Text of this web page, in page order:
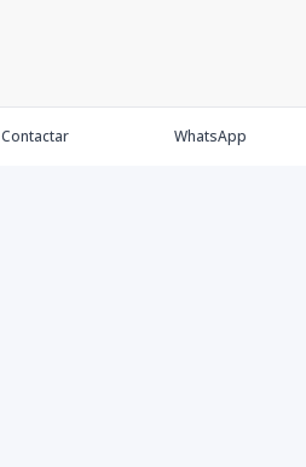
Contactar WhatsApp